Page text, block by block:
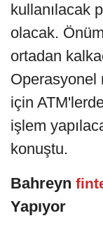
kullanılacak
olacak.
ortadan
Operasyonel
için
işlem
konuştu.
Bahreyn
Yapıyor